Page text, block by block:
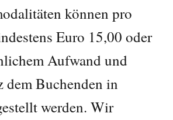
können pro
Euro 15,00 oder
Aufwand und
dem Buchenden in
werden. Wir